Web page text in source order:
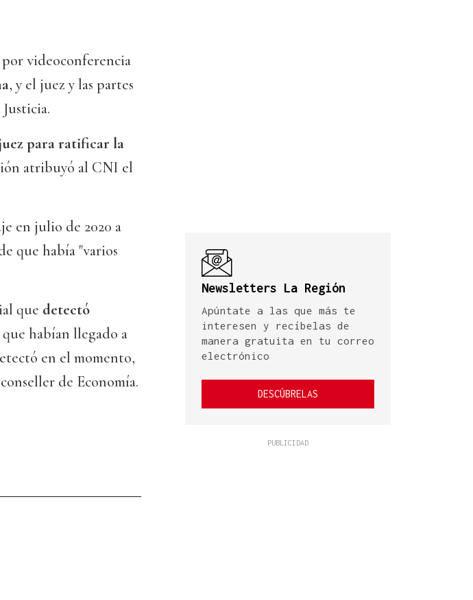
por videoconferencia
, y el juez y las partes
para ratificar la
atribuyó al CNI el
en julio de 2020 a
que había "varios
que detectó
que habían llegado a
en el momento,
de Economía.
Newsletters La Región
Apúntate a las que más te
interesen y recíbelas de
manera gratuita en tu correo
electrónico
DESCÚBRELAS